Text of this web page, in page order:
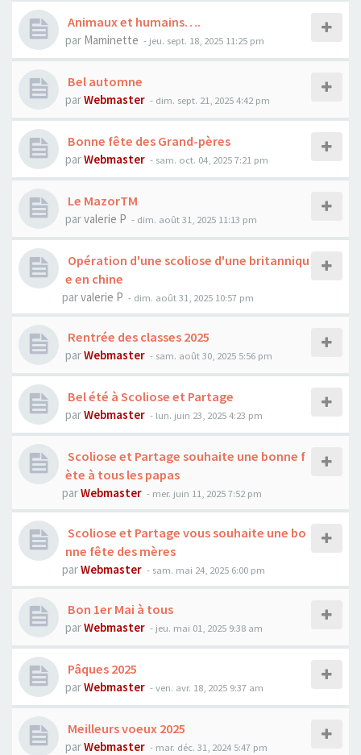
Animaux et humains….
par Maminette - jeu. sept. 18, 2025 11:25 pm
Bel automne
parWebmaster - dim. sept. 21, 2025 4:42 pm
Bonne fête des Grand-pères
parWebmaster - sam. oct. 04, 2025 7:21 pm
Le MazorTM
parvalerie P - dim. août 31, 2025 11:13 pm
Opération d'une scoliose d'une britanniqu
e en chine
parvalerie P - dim. août 31, 2025 10:57 pm
Rentrée des classes 2025
parWebmaster - sam. août 30, 2025 5:56 pm
Bel été à Scoliose et Partage
parWebmaster - lun. juin 23, 2025 4:23 pm
Scoliose et Partage souhaite une bonne f
ète à tous les papas
parWebmaster - mer. juin 11, 2025 7:52 pm
Scoliose et Partage vous souhaite une bo
nne fête des mères
parWebmaster - sam. mai 24, 2025 6:00 pm
Bon 1er Mai à tous
parWebmaster - jeu. mai 01, 2025 9:38 am
Pâques 2025
parWebmaster - ven. avr. 18, 2025 9:37 am
Meilleurs voeux 2025
parWebmaster - mar. déc. 31, 2024 5:47 pm